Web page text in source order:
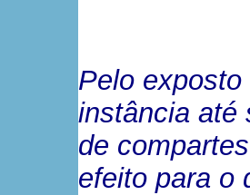
Pelo
instância até
de
efeito para o